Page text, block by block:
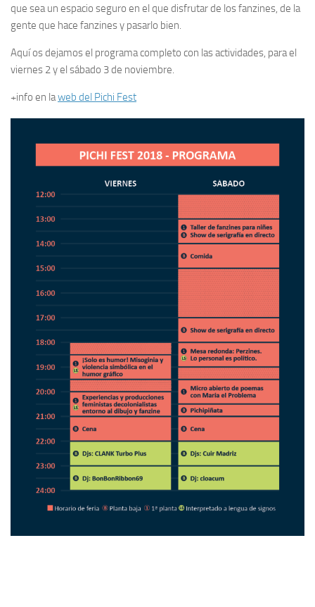
que sea un espacio seguro en el que disfrutar de los fanzines, de la
gente que hace fanzines y pasarlo bien.
Aquí os dejamos el programa completo con las actividades, para el
viernes 2 y el sábado 3 de noviembre.
+info en laweb del Pichi Fest